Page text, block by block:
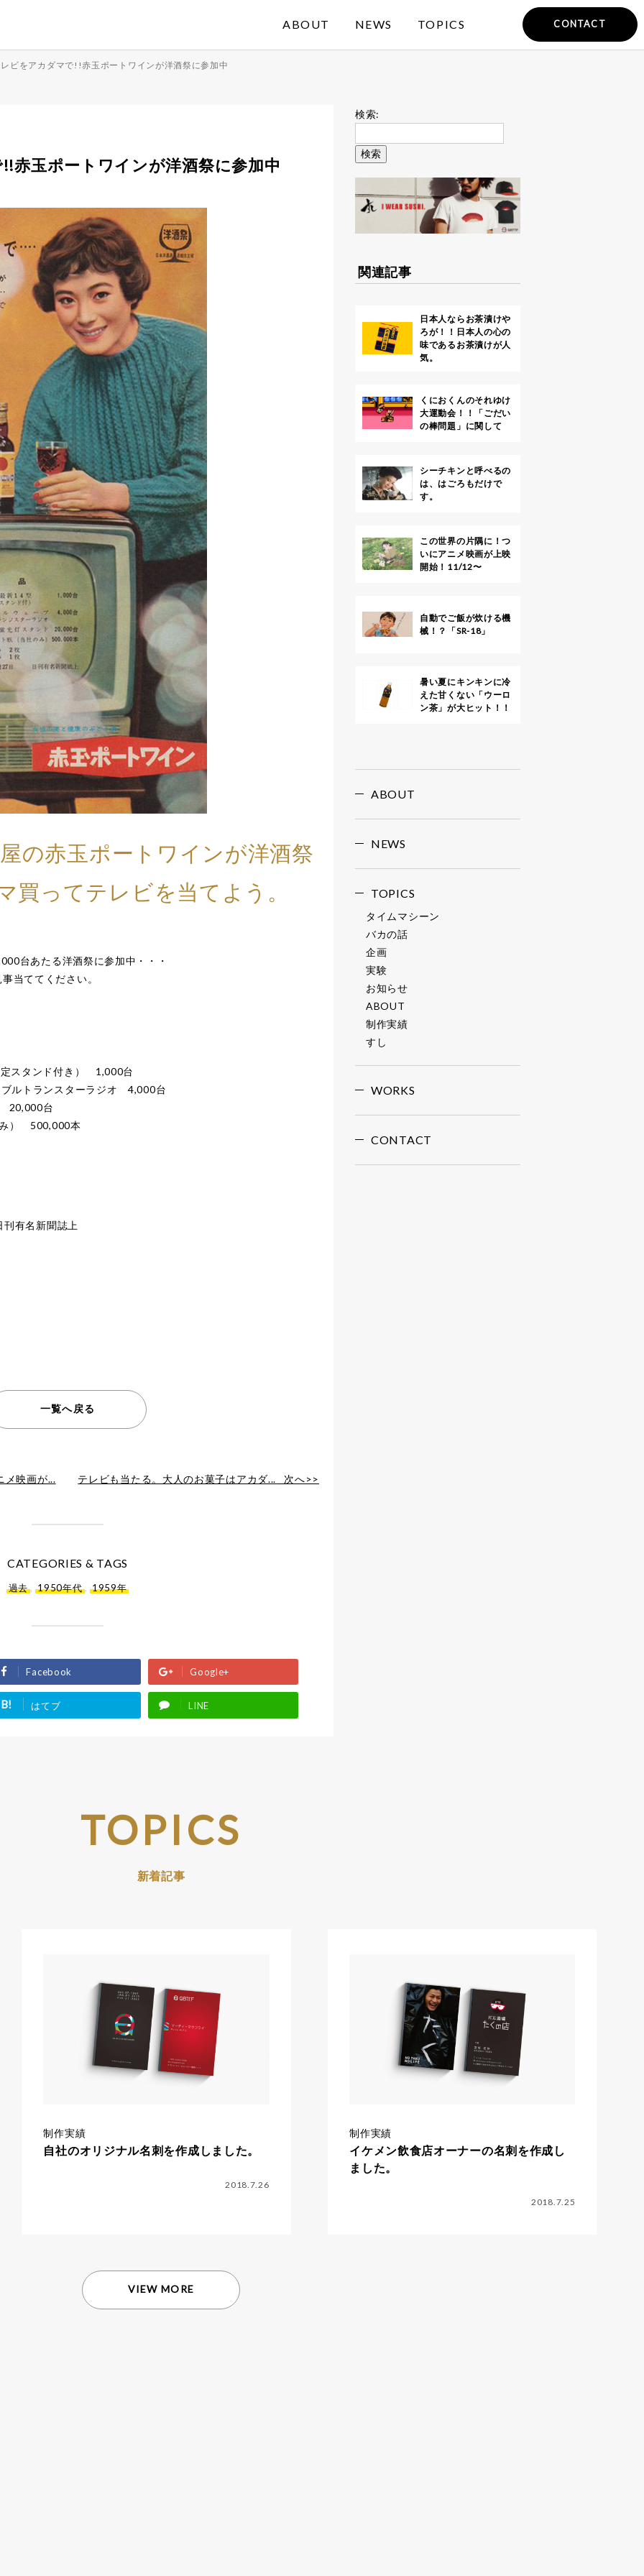
ABOUT NEWS TOPICS CONTACT
ビをアカダマで!!赤玉ポートワインが洋酒祭に参加中
赤玉ポートワインが洋酒祭に参加中
の赤玉ポートワインが洋酒祭
買ってテレビを当てよう。
台あたる洋酒祭に参加中・・・
当ててください。
スタンド付き） 1,000台
ルトランスターラジオ 4,000台
20,000台
） 500,000本
有名新聞誌上
一覧へ戻る
メ映画が... テレビも当たる。大人のお菓子はアカダ... 次へ>>
CATEGORIES & TAGS
過去,1950年代, 1959年
Facebook Google+
B! はてブ LINE
検索:
関連記事
日本人ならお茶漬けや
ろが！！日本人の心の
味であるお茶漬けが人
気。
くにおくんのそれゆけ
大運動会！！「ごだい
の棒問題」に関して
シーチキンと呼べるの
は、はごろもだけで
す。
この世界の片隅に！つ
いにアニメ映画が上映
開始！11/12〜
自動でご飯が炊ける機
械！？「SR-18」
暑い夏にキンキンに冷
えた甘くない「ウーロ
ン茶」が大ヒット！！
ABOUT
NEWS
TOPICS
タイムマシーン
バカの話
企画
実験
お知らせ
ABOUT
制作実績
すし
WORKS
CONTACT
TOPICS
新着記事
制作実績
自社のオリジナル名刺を作成しました。
2018.7.26
制作実績
イケメン飲食店オーナーの名刺を作成し
ました。
2018.7.25
VIEW MORE